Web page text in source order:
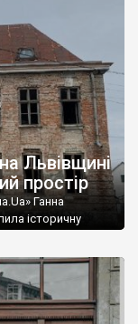
природну
Львівщині
простір
Ганна
історичну
Роздолу
для сиріт,